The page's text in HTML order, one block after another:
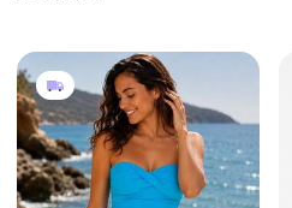
размер 14/10 (m/l)